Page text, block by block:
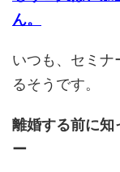
ん。
いつも、セミ
るそうです。
離婚する前に知
ー